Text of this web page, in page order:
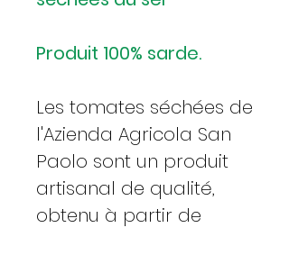
Produit 100% sarde.
Les tomates séchées de
l'Azienda Agricola San
Paolo sont un produit
artisanal de qualité,
obtenu à partir de